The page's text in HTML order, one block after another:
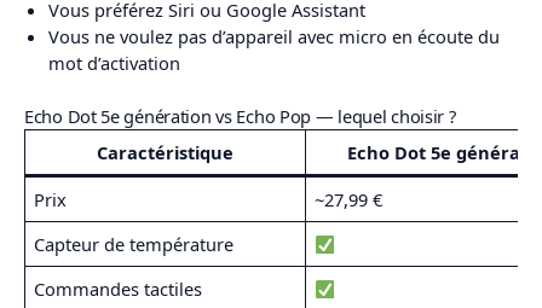
Vous préférez Siri ou Google Assistant
Vous ne voulez pas d’appareil avec micro en écoute du
mot d’activation
Echo Dot 5e génération vs Echo Pop — lequel choisir ?
Caractéristique
Echo Dot 5e
Prix
~27,99 €
Capteur de température
Commandes tactiles